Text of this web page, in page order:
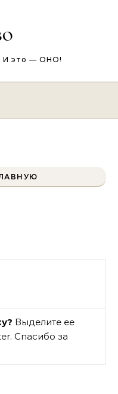
И это — ОНО!
Выделите ее
Спасибо за